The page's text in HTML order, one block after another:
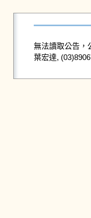
無法讀取公告，
葉宏達,